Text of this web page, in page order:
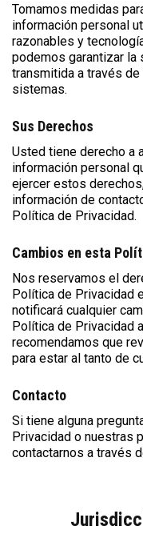
Tomamos medidas
información personal
razonables y
podemos garantizar la
transmitida a través
sistemas.
Sus Derechos
Usted tiene derecho a
información personal
ejercer estos
información de
Política de Privacidad.
Cambios en esta
Nos reservamos el
Política de Privacidad
notificará cualquier
Política de Privacidad
recomendamos que
para estar al tanto de
Contacto
Si tiene alguna
Privacidad o nuestras
contactarnos a través